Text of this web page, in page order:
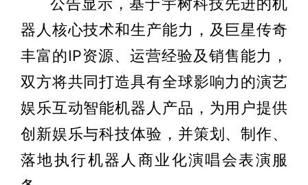
器人核心技术和生产能力，及巨星传奇
丰富的IP资源、运营经验及销售能力，
双方将共同打造具有全球影响力的演艺
娱乐互动智能机器人产品，为用户提供
创新娱乐与科技体验，并策划、制作、
落地执行机器人商业化演唱会表演服